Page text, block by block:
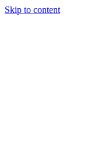
Skip to content